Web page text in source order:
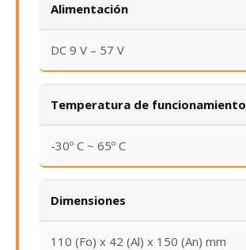
Alimentación
DC 9 V – 57 V
Temperatura de funcionamiento
-30º C ~ 65º C
Dimensiones
110 (Fo) x 42 (Al) x 150 (An) mm